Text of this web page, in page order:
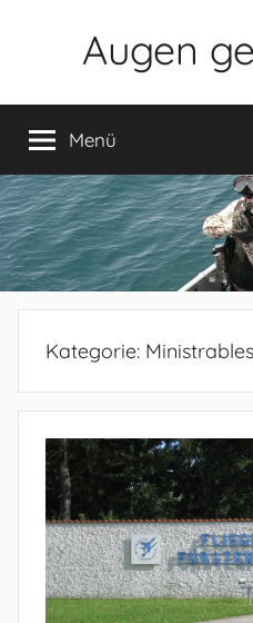
Augen
Menü
Kategorie: Ministrables